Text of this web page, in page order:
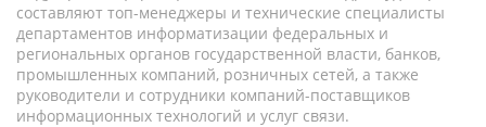
составляют топ-менеджеры и технические специалисты
департаментов информатизации федеральных и
региональных органов государственной власти, банков,
промышленных компаний, розничных сетей, а также
руководители и сотрудники компаний-поставщиков
информационных технологий и услуг связи.